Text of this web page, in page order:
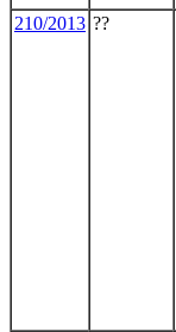
210/2013 ??